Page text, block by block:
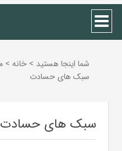
شما اینجا هستید > خانه >
سبک های حسادت
سبک های حسادت